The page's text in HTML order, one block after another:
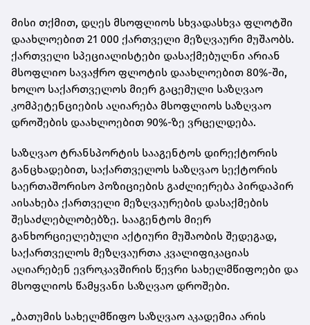
მისი თქმით, დღეს მსოფლიოს სხვადასხვა ფლოტში
დაახლოებით 21 000 ქართველი მეზღვაური მუშაობს.
ქართველი სპეციალისტები დასაქმებულნი არიან
მსოფლიო სავაჭრო ფლოტის დაახლოებით 80%-ში,
ხოლო საქართველოს მიერ გაცემული საზღვაო
კომპეტენციების აღიარება მსოფლიოს საზღვაო
დროშების დაახლოებით 90%-ზე ვრცელდება.
საზღვაო ტრანსპორტის სააგენტოს დირექტორის
განცხადებით, საქართველოს საზღვაო სექტორის
საერთაშორისო პოზიციების გაძლიერება პირდაპირ
აისახება ქართველი მეზღვაურების დასაქმების
შესაძლებლობებზე. სააგენტოს მიერ
განხორციელებული აქტიური მუშაობის შედეგად,
საქართველოს მეზღვაურთა კვალიფიკაციას
აღიარებენ ევროკავშირის წევრი სახელმწიფოები და
მსოფლიოს წამყვანი საზღვაო დროშები.
„ბათუმის სახელმწიფო საზღვაო აკადემია არის